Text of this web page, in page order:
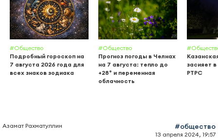
#Общество
Подробный гороскоп на
7 августа 2026 года для
всех знаков зодиака
#Общество
Прогноз погоды в Челнах
на 7 августа: тепло до
+28° и переменная
облачность
засияет
РТРС
Азамат Рахматуллин #общество
13 апреля 2024, 19:57